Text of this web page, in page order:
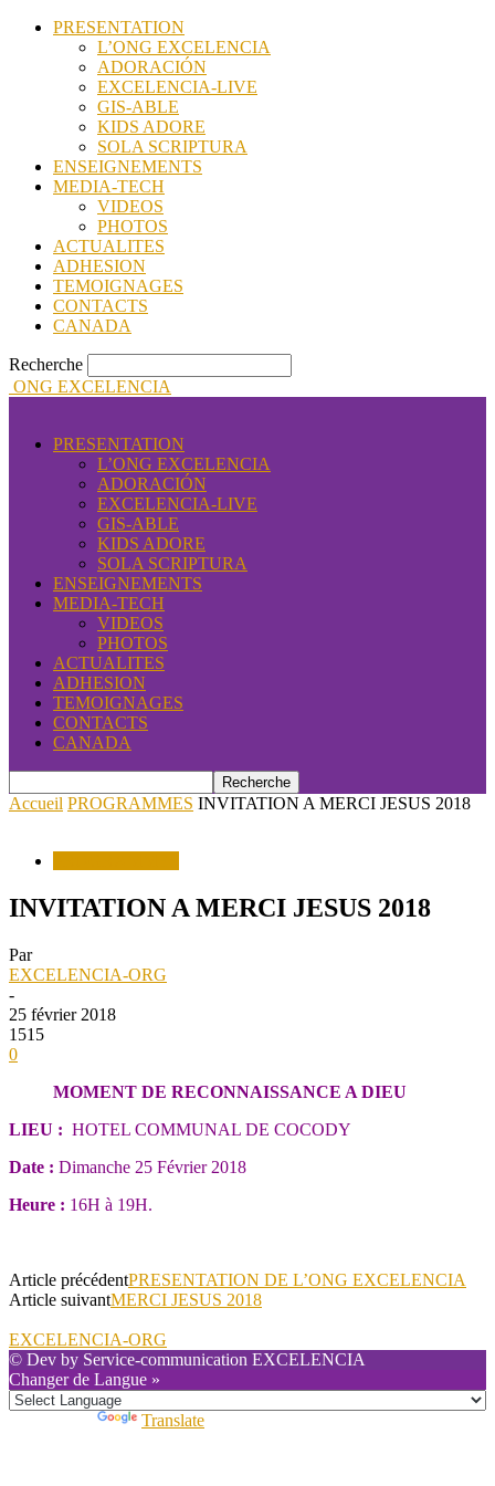
PRESENTATION
L’ONG EXCELENCIA
ADORACIÓN
EXCELENCIA-LIVE
GIS-ABLE
KIDS ADORE
SOLA SCRIPTURA
ENSEIGNEMENTS
MEDIA-TECH
VIDEOS
PHOTOS
ACTUALITES
ADHESION
TEMOIGNAGES
CONTACTS
CANADA
Recherche
ONG EXCELENCIA
PRESENTATION
L’ONG EXCELENCIA
ADORACIÓN
EXCELENCIA-LIVE
GIS-ABLE
KIDS ADORE
SOLA SCRIPTURA
ENSEIGNEMENTS
MEDIA-TECH
VIDEOS
PHOTOS
ACTUALITES
ADHESION
TEMOIGNAGES
CONTACTS
CANADA
Accueil PROGRAMMES INVITATION A MERCI JESUS 2018
INVITATION A MERCI JESUS 2018
Par
EXCELENCIA-ORG
-
25 février 2018
1515
0
MOMENT DE RECONNAISSANCE A DIEU
LIEU : HOTEL COMMUNAL DE COCODY
Date : Dimanche 25 Février 2018
Heure : 16H à 19H.
Article précédentPRESENTATION DE L’ONG EXCELENCIA
Article suivantMERCI JESUS 2018
EXCELENCIA-ORG
© Dev by Service-communication EXCELENCIA
Changer de Langue »
Translate